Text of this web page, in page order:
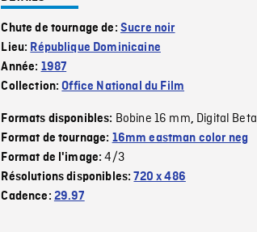
Chute de tournage de: Sucre noir
Lieu: République Dominicaine
Année: 1987
Collection:Office National du Film
Formats disponibles: Bobine 16 mm, Digital Beta
Format de tournage: 16mm eastman color neg
Format de l'image:4/3
Résolutions disponibles:720 x 486
Cadence: 29.97